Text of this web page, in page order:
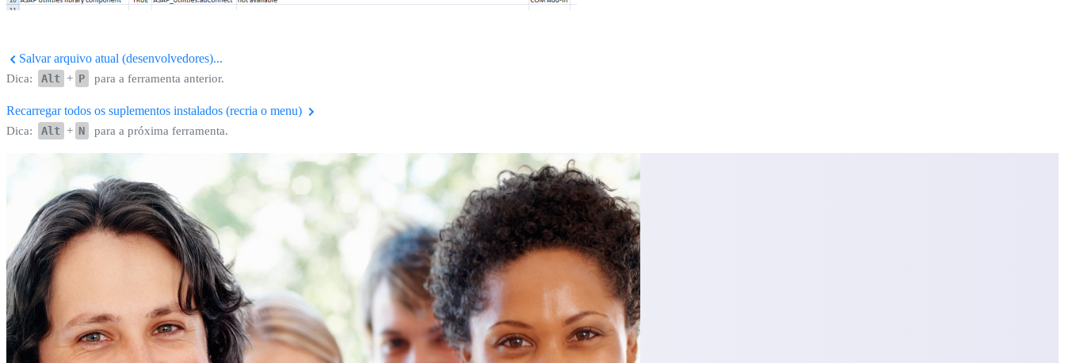
Salvar arquivo atual (desenvolvedores)...
Dica: Alt + P para a ferramenta anterior.
Recarregar todos os suplementos instalados (recria o menu)
Dica: Alt + N para a próxima ferramenta.